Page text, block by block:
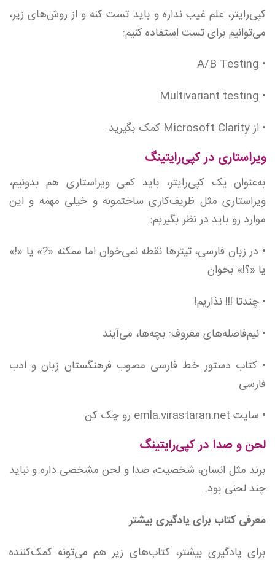
کپی‌رایتر، علم غیب نداره و باید تست کنه و از روش‌های زیر،
می‌توانیم برای تست استفاده کنیم:
• A/B Testing
• Multivariant testing
• از Microsoft Clarity کمک بگیرید.
ویراستاری در کپی‌رایتینگ
به‌عنوان یک کپی‌رایتر، باید کمی ویراستاری هم بدونیم،
ویراستاری مثل ظریف‌کاری ساختمونه و خیلی مهمه و این
موارد رو باید در نظر بگیریم:
• در زبان فارسی، تیترها نقطه نمی‌خوان اما ممکنه «?» یا «!»
یا «؟!» بخوان
• چندتا !!! نذاریم!
• نیم‌فاصله‌های معروف: بچه‌ها، می‌آیند
• کتاب دستور خط فارسی مصوب فرهنگستان زبان و ادب
فارسی
• سایت emla.virastaran.net رو چک کن
لحن و صدا در کپی‌رایتینگ
برند مثل انسان، شخصیت، صدا و لحن مشخصی داره و نباید
چند لحنی بود.
معرفی کتاب برای یادگیری بیشتر
برای یادگیری بیشتر، کتاب‌‌های زیر هم می‌تونه کمک‌کننده